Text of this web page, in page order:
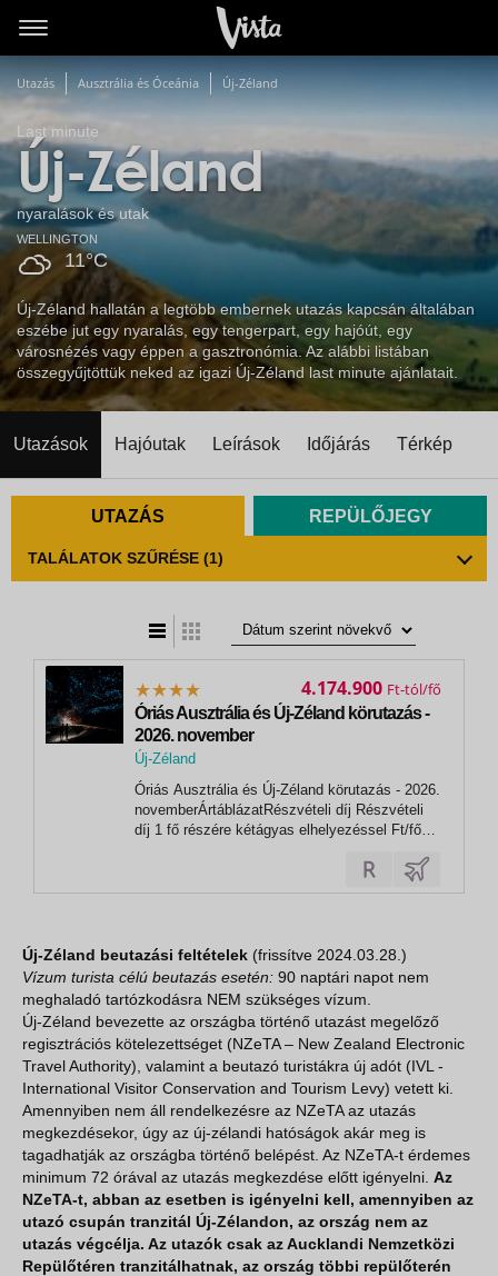
Utazás Ausztrália és Óceánia Új-Zéland
Last minute
Új-Zéland
nyaralások és utak
11°C
WELLINGTON
Új-Zéland hallatán a legtöbb embernek utazás kapcsán általában
eszébe jut egy nyaralás, egy tengerpart, egy hajóút, egy
városnézés vagy éppen a gasztronómia. Az alábbi listában
összegyűjtöttük neked az igazi Új-Zéland last minute ajánlatait.
Utazások Hajóutak Leírások Időjárás Térkép
UTAZÁS REPÜLŐJEGY
TALÁLATOK SZŰRÉSE (1)
Óriás Ausztrália és Új-Zéland körutazás -
2026. november
Új-Zéland
, Sydney
Óriás Ausztrália és Új-Zéland körutazás - 2026.
novemberÁrtáblázatRészvételi díj Részvételi
díj 1 fő részére kétágyas elhelyezéssel Ft/fő
Teljes csomagár 1 fő részére útlemondási...
4.174.900 Ft
Új-Zéland beutazási feltételek (frissítve 2024.03.28.)
Vízum turista célú beutazás esetén: 90 naptári napot nem
meghaladó tartózkodásra NEM szükséges vízum.
Új-Zéland bevezette az országba történő utazást megelőző
regisztrációs kötelezettséget (NZeTA – New Zealand Electronic
Travel Authority), valamint a beutazó turistákra új adót (IVL -
International Visitor Conservation and Tourism Levy) vetett ki.
Amennyiben nem áll rendelkezésre az NZeTA az utazás
megkezdésekor, úgy az új-zélandi hatóságok akár meg is
tagadhatják az országba történő belépést. Az NZeTA-t érdemes
minimum 72 órával az utazás megkezdése előtt igényelni. Az
NZeTA-t, abban az esetben is igényelni kell, amennyiben az
utazó csupán tranzitál Új-Zélandon, az ország nem az
utazás végcélja. Az utazók csak az Aucklandi Nemzetközi
Repülőtéren tranzitálhatnak, az ország többi repülőterén